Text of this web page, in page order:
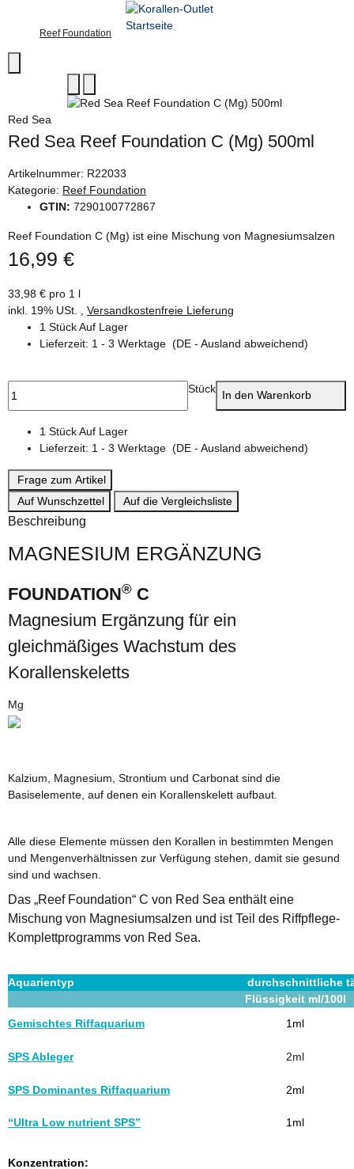
Reef Foundation
Red Sea
Red Sea Reef Foundation C (Mg) 500ml
Artikelnummer: R22033
Kategorie: Reef Foundation
GTIN: 7290100772867
Reef Foundation C (Mg) ist eine Mischung von Magnesiumsalzen
16,99 €
33,98 € pro 1 l
inkl. 19% USt. , Versandkostenfreie Lieferung
1 Stück Auf Lager
Lieferzeit: 1 - 3 Werktage (DE - Ausland abweichend)
Stück In den Warenkorb
1 Stück Auf Lager
Lieferzeit: 1 - 3 Werktage (DE - Ausland abweichend)
Frage zum Artikel
Auf Wunschzettel
Auf die Vergleichsliste
Beschreibung
MAGNESIUM ERGÄNZUNG
FOUNDATION® C
Magnesium Ergänzung für ein
gleichmäßiges Wachstum des
Korallenskeletts
Mg
Kalzium , Magnesium, Strontium und Carbonat sind die
Basiselemente, auf denen ein Korallenskelett aufbaut.
Alle diese Elemente müssen den Korallen in bestimmten Mengen
und Mengenverhältnissen zur Verfügung stehen, damit sie gesund
sind und wachsen.
Das „Reef Foundation“ C von Red Sea enthält eine
Mischung von Magnesiumsalzen und ist Teil des Riffpflege-
Komplettprogramms von Red Sea.
Aquarientyp
durchschnittliche
Flüssigkeit ml/100l
Gemischtes Riffaquarium
1ml
SPS Ableger 2ml
SPS Dominantes Riffaquarium 2ml
“Ultra Low nutrient SPS” 1ml
Konzentration: